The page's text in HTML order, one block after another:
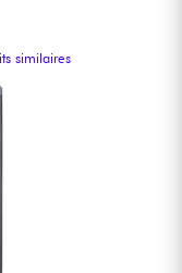
similaires